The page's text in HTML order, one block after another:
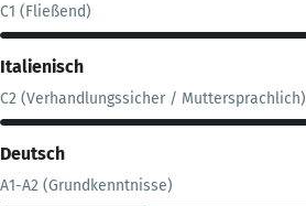
C1 (Fließend)
Italienisch
C2 (Verhandlungssicher / Muttersprachlich)
Deutsch
A1-A2 (Grundkenntnisse)